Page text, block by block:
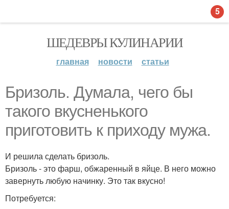
ШЕДЕВРЫ КУЛИНАРИИ
главная новости статьи
Бризоль. Думала, чего бы
такого вкусненького
приготовить к приходу мужа.
И решила сделать бризоль.
Бризоль - это фарш, обжаренный в яйце. В него можно
завернуть любую начинку. Это так вкусно!
Потребуется:
5